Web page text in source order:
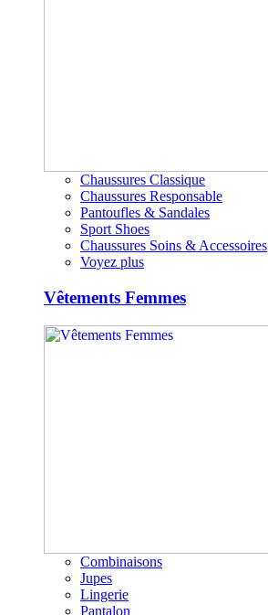
Chaussures Classique
Chaussures Responsable
Pantoufles & Sandales
Sport Shoes
Chaussures Soins & Accessoires
Voyez plus
Vêtements Femmes
Combinaisons
Jupes
Lingerie
Pantalon